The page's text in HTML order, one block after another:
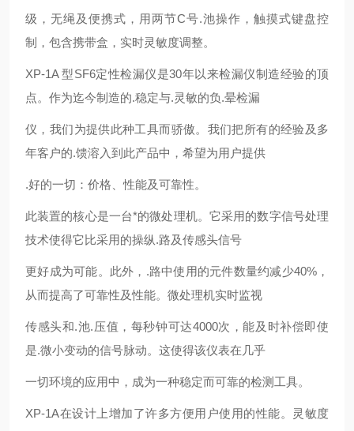
级，无绳及便携式，用两节C号.池操作，触摸式键盘控
制，包含携带盒，实时灵敏度调整。
XP-1A 型SF6定性检漏仪是30年以来检漏仪制造经验的顶
点。作为迄今制造的.稳定与.灵敏的负.晕检漏
仪，我们为提供此种工具而骄傲。我们把所有的经验及多
年客户的.馈溶入到此产品中，希望为用户提供
.好的一切：价格、性能及可靠性。
此装置的核心是一台*的微处理机。它采用的数字信号处理
技术使得它比采用的操纵.路及传感头信号
更好成为可能。此外，.路中使用的元件数量约减少40%，
从而提高了可靠性及性能。微处理机实时监视
传感头和.池.压值，每秒钟可达4000次，能及时补偿即使
是.微小变动的信号脉动。这使得该仪表在几乎
一切环境的应用中，成为一种稳定而可靠的检测工具。
XP-1A在设计上增加了许多方便用户使用的性能。灵敏度